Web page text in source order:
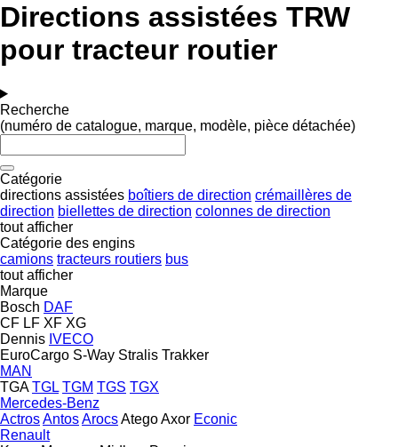
Directions assistées TRW
pour tracteur routier
Recherche
(numéro de catalogue, marque, modèle, pièce détachée)
Catégorie
directions assistées boîtiers de direction crémaillères de
direction biellettes de direction colonnes de direction
tout afficher
Catégorie des engins
camions tracteurs routiers bus
tout afficher
Marque
Bosch DAF
CF LF XF XG
Dennis IVECO
EuroCargo S-Way Stralis Trakker
MAN
TGA TGL TGM TGS TGX
Mercedes-Benz
ActrosAntosArocsAtegoAxor Econic
Renault